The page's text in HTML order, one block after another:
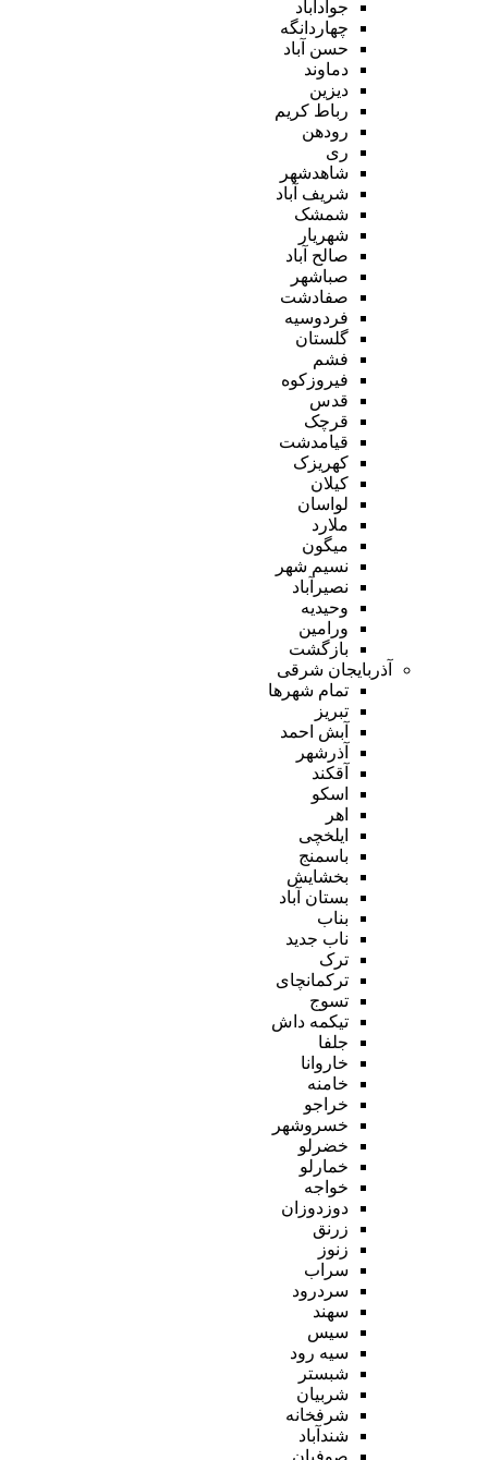
جوادآباد
چهاردانگه
حسن آباد
دماوند
دیزین
رباط کریم
رودهن
ری
شاهدشهر
شریف آباد
شمشک
شهریار
صالح آباد
صباشهر
صفادشت
فردوسیه
گلستان
فشم
فیروزکوه
قدس
قرچک
قیامدشت
کهریزک
کیلان
لواسان
ملارد
میگون
نسیم شهر
نصیرآباد
وحیدیه
ورامین
بازگشت
آذربایجان شرقی
تمام شهر‌ها
تبریز
آبش احمد
آذرشهر
آقکند
اسکو
اهر
ایلخچی
باسمنج
بخشایش
بستان آباد
بناب
ناب جدید
ترک
ترکمانچای
تسوج
تیکمه داش
جلفا
خاروانا
خامنه
خراجو
خسروشهر
خضرلو
خمارلو
خواجه
دوزدوزان
زرنق
زنوز
سراب
سردرود
سهند
سیس
سیه رود
شبستر
شربیان
شرفخانه
شندآباد
صوفیان